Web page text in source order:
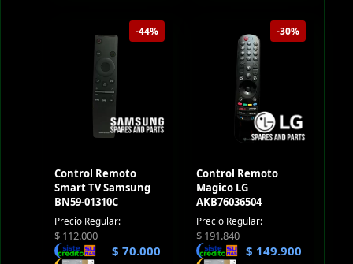
-44%
Control Remoto
Smart TV Samsung
BN59-01310C
Precio Regular:
$112.000
$ 70.000
-30%
Control Remoto
Magico LG
AKB76036504
Precio Regular:
$191.840
$ 149.900